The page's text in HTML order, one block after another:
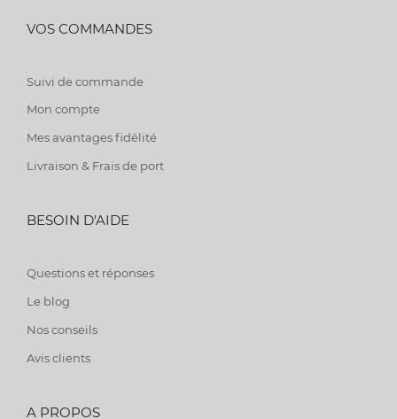
VOS COMMANDES
Suivi de commande
Mon compte
Mes avantages fidélité
Livraison & Frais de port
BESOIN D'AIDE
Questions et réponses
Le blog
Nos conseils
Avis clients
A PROPOS